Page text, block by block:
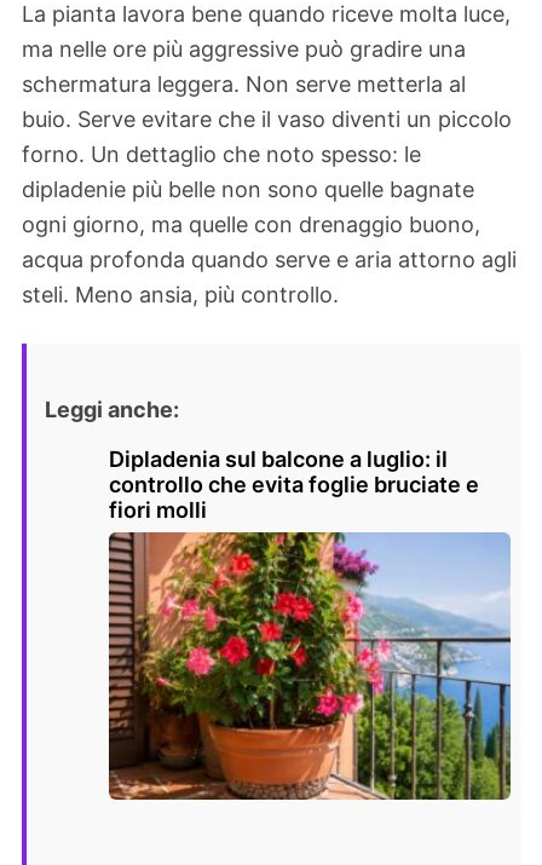
La pianta lavora bene quando riceve molta luce,
ma nelle ore più aggressive può gradire una
schermatura leggera. Non serve metterla al
buio. Serve evitare che il vaso diventi un piccolo
forno. Un dettaglio che noto spesso: le
dipladenie più belle non sono quelle bagnate
ogni giorno, ma quelle con drenaggio buono,
acqua profonda quando serve e aria attorno agli
steli. Meno ansia, più controllo.
Leggi anche:
Dipladenia sul balcone a luglio: il
controllo che evita foglie bruciate e
fiori molli